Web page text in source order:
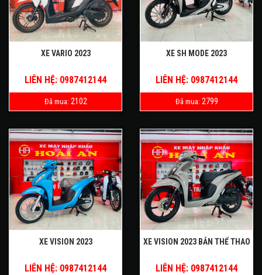
XE VARIO 2023
LIÊN HỆ: 0987412144
Đã mua: 2102
XE SH MODE 2023
LIÊN HỆ: 0987412144
Đã mua: 2799
XE VISION 2023
LIÊN HỆ: 0987412144
XE VISION 2023 BẢN THỂ THAO
LIÊN HỆ: 0987412144